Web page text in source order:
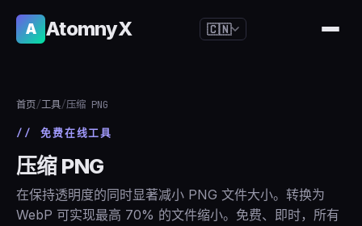
A AtomnyX 🇨🇳
🇯🇵日本語
首页/工具/压缩 PNG
// 免费在线工具
压缩 PNG
在保持透明度的同时显著减小 PNG 文件大小。转换为
WebP 可实现最高 70% 的文件缩小。免费、即时，所有